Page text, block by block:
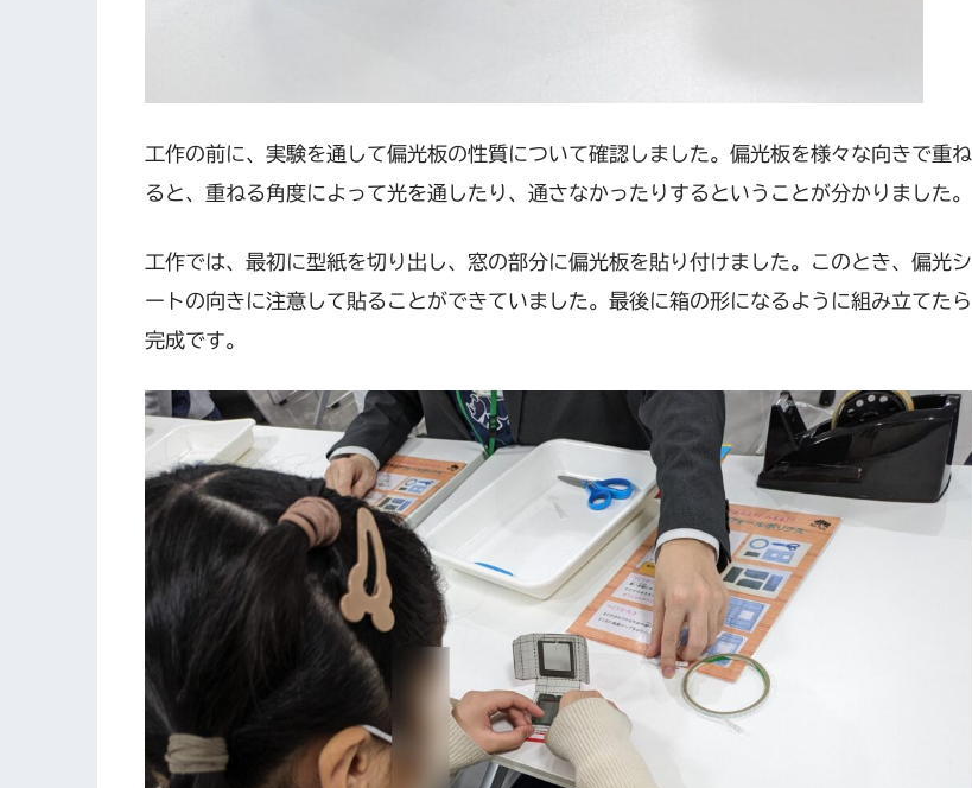
工作の前に、実験を通して偏光板の性質について確認しました。偏光板を様々な向きで重ね
ると、重ねる角度によって光を通したり、通さなかったりするということが分かりました。
工作では、最初に型紙を切り出し、窓の部分に偏光板を貼り付けました。このとき、偏光シ
ートの向きに注意して貼ることができていました。最後に箱の形になるように組み立てたら
完成です。